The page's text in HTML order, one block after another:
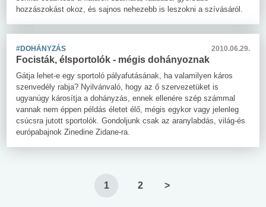
hozzászokást okoz, és sajnos nehezebb is leszokni a szívásáról.
#DOHÁNYZÁS 2010.06.29.
Focisták, élsportolók - mégis dohányoznak
Gátja lehet-e egy sportoló pályafutásának, ha valamilyen káros
szenvedély rabja? Nyilvánvaló, hogy az ő szervezetüket is
ugyanúgy károsítja a dohányzás, ennek ellenére szép számmal
vannak nem éppen példás életet élő, mégis egykor vagy jelenleg
csúcsra jutott sportolók. Gondoljunk csak az aranylabdás, világ-és
európabajnok Zinedine Zidane-ra.
1 2 >